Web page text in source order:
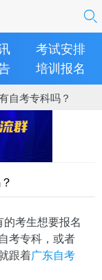
考试安排
培训报名
自考专科吗？
考生想要报名
考专科，或者
跟着广东自考